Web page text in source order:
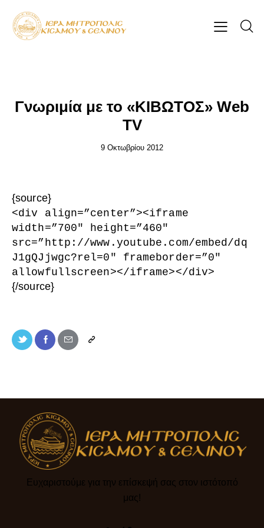
Γνωριμία με το «ΚΙΒΩΤΟΣ» Web
TV
9 Οκτωβρίου 2012
{source}
<div align=”center”><iframe
width=”700″ height=”460″
src=”http://www.youtube.com/embed/dq
J1gQJjwgc?rel=0″ frameborder=”0″
allowfullscreen></iframe></div>
{/source}
Ευχαριστούμε για την επίσκεψή σας στον ιστότοπό
μας!​